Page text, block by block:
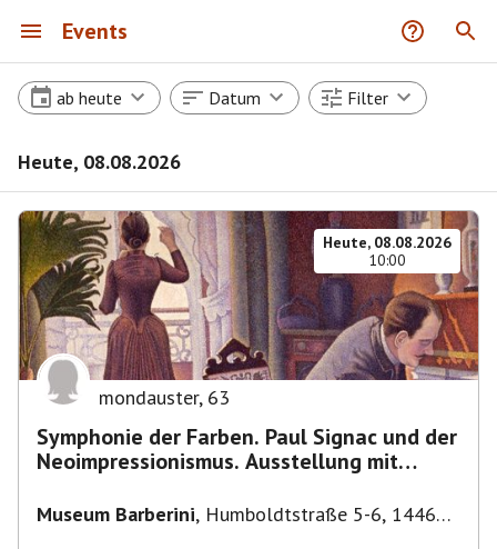
Events
ab heute Datum Filter
Heute, 08.08.2026
Heute, 08.08.2026
10:00
mondauster, 63
Symphonie der Farben. Paul Signac und der
Neoimpressionismus. Ausstellung mit
Museum Barberini, Humboldtstraße 5-6, 14467